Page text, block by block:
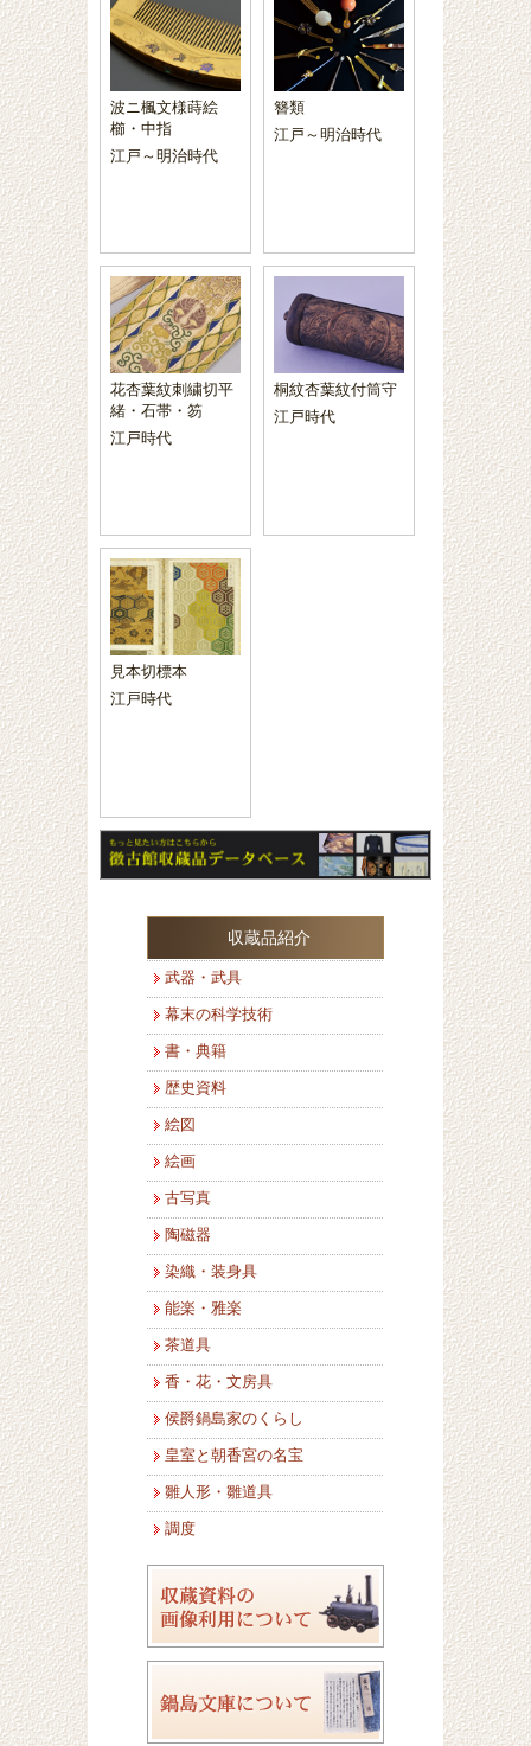
波ニ楓文様蒔絵
櫛・中指
江戸～明治時代
簪類
江戸～明治時代
花杏葉紋刺繍切平
緒・石帯・笏
江戸時代
桐紋杏葉紋付筒守
江戸時代
見本切標本
江戸時代
収蔵品紹介
武器・武具
幕末の科学技術
書・典籍
歴史資料
絵図
絵画
古写真
陶磁器
染織・装身具
能楽・雅楽
茶道具
香・花・文房具
侯爵鍋島家のくらし
皇室と朝香宮の名宝
雛人形・雛道具
調度